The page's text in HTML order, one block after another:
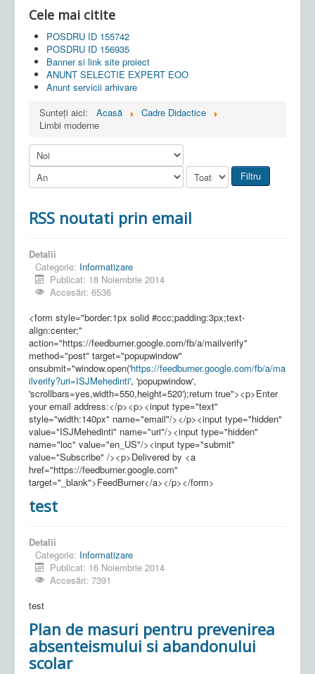
Cele mai citite
POSDRU ID 155742
POSDRU ID 156935
Banner si link site proiect
ANUNT SELECTIE EXPERT EOO
Anunt servicii arhivare
Sunteți aici:
Acasă
Cadre Didactice
Limbi moderne
Filtru
RSS noutati prin email
Detalii
Categorie: Informatizare
Publicat: 18 Noiembrie 2014
Accesări: 6536
<form style="border:1px solid #ccc;padding:3px;text-
align:center;"
action="https://feedburner.google.com/fb/a/mailverify"
method="post" target="popupwindow"
onsubmit="window.open('https://feedburner.google.com/fb/a/ma
ilverify?uri=ISJMehedinti', 'popupwindow',
'scrollbars=yes,width=550,height=520');return true"><p>Enter
your email address:</p><p><input type="text"
style="width:140px" name="email"/></p><input type="hidden"
value="ISJMehedinti" name="uri"/><input type="hidden"
name="loc" value="en_US"/><input type="submit"
value="Subscribe" /><p>Delivered by <a
href="https://feedburner.google.com"
target="_blank">FeedBurner</a></p></form>
test
Detalii
Categorie: Informatizare
Publicat: 16 Noiembrie 2014
Accesări: 7391
test
Plan de masuri pentru prevenirea
absenteismului si abandonului
scolar